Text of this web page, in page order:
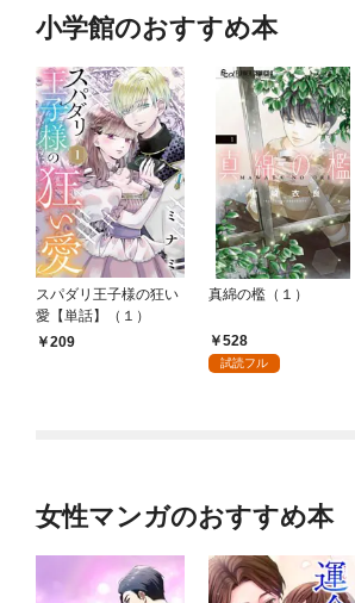
小学館のおすすめ本
スパダリ王子様の狂い
愛【単話】（１）
209
真綿の檻（１）
528
試読フル
女性マンガのおすすめ本